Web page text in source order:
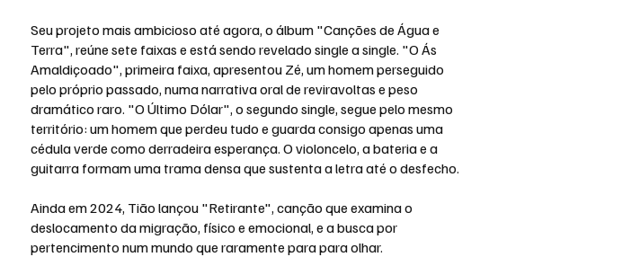
Seu projeto mais ambicioso até agora, o álbum "Canções de Água e
Terra", reúne sete faixas e está sendo revelado single a single. "O Ás
Amaldiçoado", primeira faixa, apresentou Zé, um homem perseguido
pelo próprio passado, numa narrativa oral de reviravoltas e peso
dramático raro. "O Último Dólar", o segundo single, segue pelo mesmo
território: um homem que perdeu tudo e guarda consigo apenas uma
cédula verde como derradeira esperança. O violoncelo, a bateria e a
guitarra formam uma trama densa que sustenta a letra até o desfecho.
Ainda em 2024, Tião lançou "Retirante", canção que examina o
deslocamento da migração, físico e emocional, e a busca por
pertencimento num mundo que raramente para para olhar.